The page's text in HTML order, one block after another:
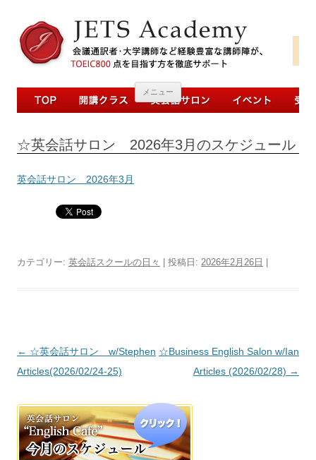
メニュー コンテンツへ移動
☆英会話サロン 2026年3月のスケジュール
英会話サロン 2026年3月
カテゴリー: 英会話スクールの日々 | 投稿日: 2026年2月26日
投稿ナビゲーション
← ☆英会話サロン w/Stephen
Articles(2026/02/24-25)
☆Business English Salon w/Ian
Articles (2026/02/28) →